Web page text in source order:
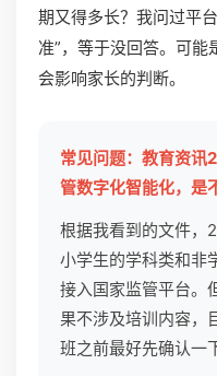
期又得多长？我问过平
准”，等于没回答。可
会影响家长的判断。
常见问题：教育资讯
管数字化智能化，是
根据我看到的文件，
小学生的学科类和非
接入国家监管平台。
果不涉及培训内容，
班之前最好先确认一